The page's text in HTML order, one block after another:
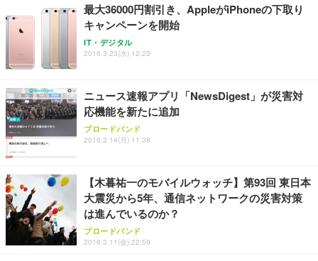
最大36000円割引き、AppleがiPhoneの下取り
キャンペーンを開始
IT・デジタル
2016.3.23(水) 12:23
ニュース速報アプリ「NewsDigest」が災害対
応機能を新たに追加
ブロードバンド
2016.3.14(月) 11:38
【木暮祐一のモバイルウォッチ】第93回 東日本
大震災から5年、通信ネットワークの災害対策
は進んでいるのか？
ブロードバンド
2016.3.11(金) 22:59